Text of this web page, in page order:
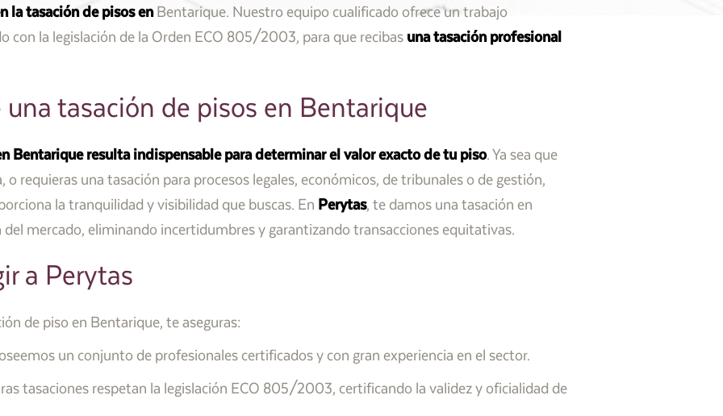
la tasación de pisos enBentarique. Nuestro equipo cualificado ofrece un trabajo
con la legislación de la Orden ECO 805/2003, para que recibas una tasación profesional
tasación de pisos en Bentarique
Bentarique resulta indispensable para determinar el valor exacto de tu piso. Ya sea que
o requieras una tasación para procesos legales, económicos, de tribunales o de gestión,
la tranquilidad y visibilidad que buscas. En Perytas, te damos una tasación en
mercado, eliminando incertidumbres y garantizando transacciones equitativas.
a Perytas
de piso en Bentarique, te aseguras:
un conjunto de profesionales certificados y con gran experiencia en el sector.
tasaciones respetan la legislación ECO 805/2003, certificando la validez y oficialidad de